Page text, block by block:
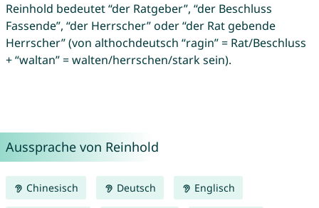
Reinhold bedeutet “der Ratgeber”, “der Beschluss
Fassende”, “der Herrscher” oder “der Rat gebende
Herrscher” (von althochdeutsch “ragin” = Rat/Beschluss
+ “waltan” = walten/herrschen/stark sein).
Aussprache von Reinhold
Chinesisch Deutsch Englisch